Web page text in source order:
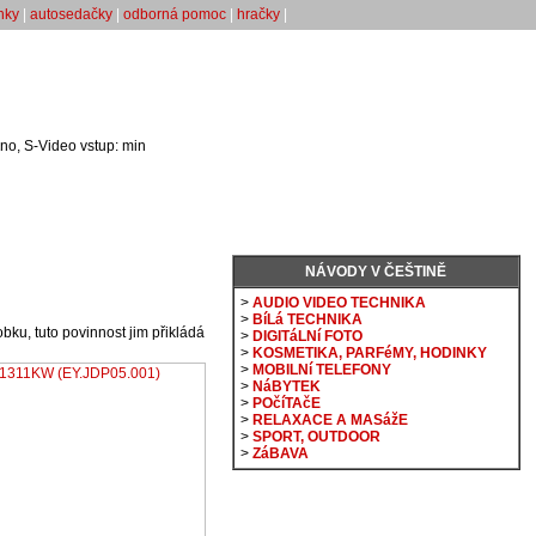
| autosedačky| odborná pomoc| hračky|
S-Video vstup: min
tuto povinnost jim přikládá
NÁVODY V ČEŠTINĚ
> AUDIO VIDEO TECHNIKA
> BíLá TECHNIKA
> DIGITáLNí FOTO
> KOSMETIKA, PARFéMY, HODINKY
> MOBILNí TELEFONY
> NáBYTEK
> POčíTAčE
> RELAXACE A MASážE
> SPORT, OUTDOOR
> ZáBAVA